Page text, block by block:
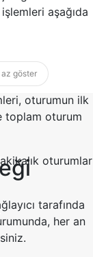
aşağıda
oturumun ilk
toplam oturum
oturumlar
tarafında
her an
göster